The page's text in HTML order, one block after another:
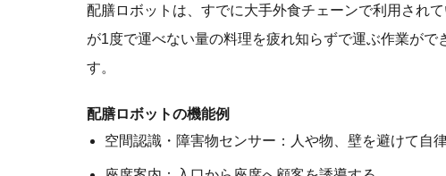
配膳ロボットは、すでに大手外食チェーンで利用され
が1度で運べない量の料理を疲れ知らずで運ぶ作業がで
す。
配膳ロボットの機能例
空間認識・障害物センサー：人や物、壁を避けて自律